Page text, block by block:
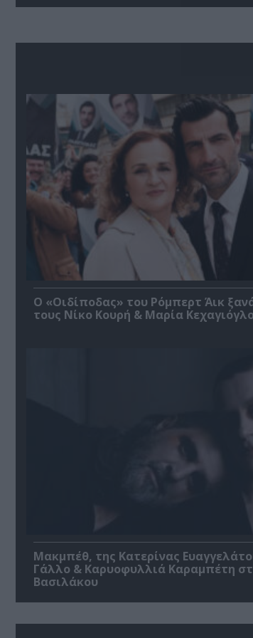
O «Οιδίποδας» του Ρόμπερτ Άικ
τους Νίκο Κουρή & Μαρία
Μακμπέθ, της Κατερίνας
Γάλλο & Καρυοφυλλιά Καραμπέτη
Βασιλάκου